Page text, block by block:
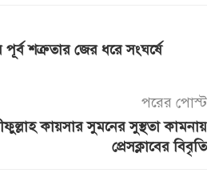
পূর্ব শত্রুতার জের ধরে সংঘর্ষে
পরের পোস্ট
কায়সার সুমনের সুস্থতা কামনায়
প্রেসক্লাবের বিবৃতি